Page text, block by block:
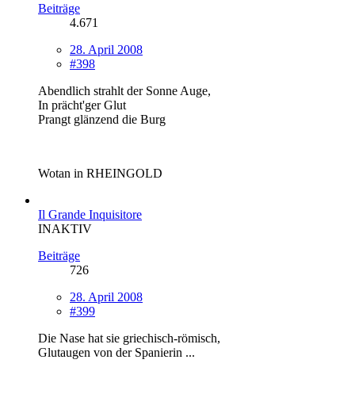
Beiträge
4.671
28. April 2008
#398
Abendlich strahlt der Sonne Auge,
In prächt'ger Glut
Prangt glänzend die Burg
Wotan in RHEINGOLD
Il Grande Inquisitore
INAKTIV
Beiträge
726
28. April 2008
#399
Die Nase hat sie griechisch-römisch,
Glutaugen von der Spanierin ...